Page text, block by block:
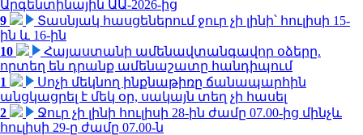
Արգենտինային ԱԱ-2026-ից
9
Տասնյակ հասցեներում ջուր չի լինի՝ հուլիսի 15-
ին և 16-ին
10
Հայաստանի ամենավտանգավոր օձերը.
որտեղ են դրանք ամենաշատը հանդիպում
1
Սոչի մեկնող ինքնաթիռը ճանապարհին
անցկացրել է մեկ օր, սակայն տեղ չի հասել
2
Ջուր չի լինի հուլիսի 28-ին ժամը 07.00-ից մինչև
հուլիսի 29-ը ժամը 07.00-ն